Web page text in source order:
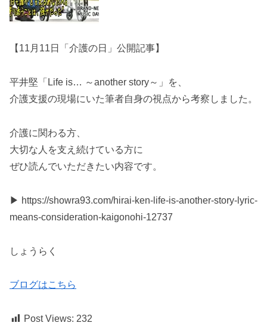
【11月11日「介護の日」公開記事】
平井堅「Life is… ～another story～」を、
介護支援の現場にいた筆者自身の視点から考察しました。
介護に関わる方、
大切な人を支え続けている方に
ぜひ読んでいただきたい内容です。
▶ https://showra93.com/hirai-ken-life-is-another-story-lyric-
means-consideration-kaigonohi-12737
しょうらく
ブログはこちら
Post Views: 232